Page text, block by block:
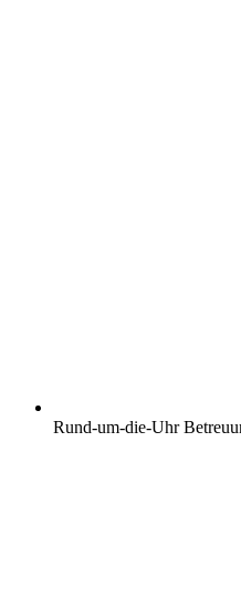
Rund-um-die-Uhr